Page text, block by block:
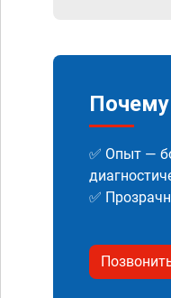
✅ Опыт —
✅